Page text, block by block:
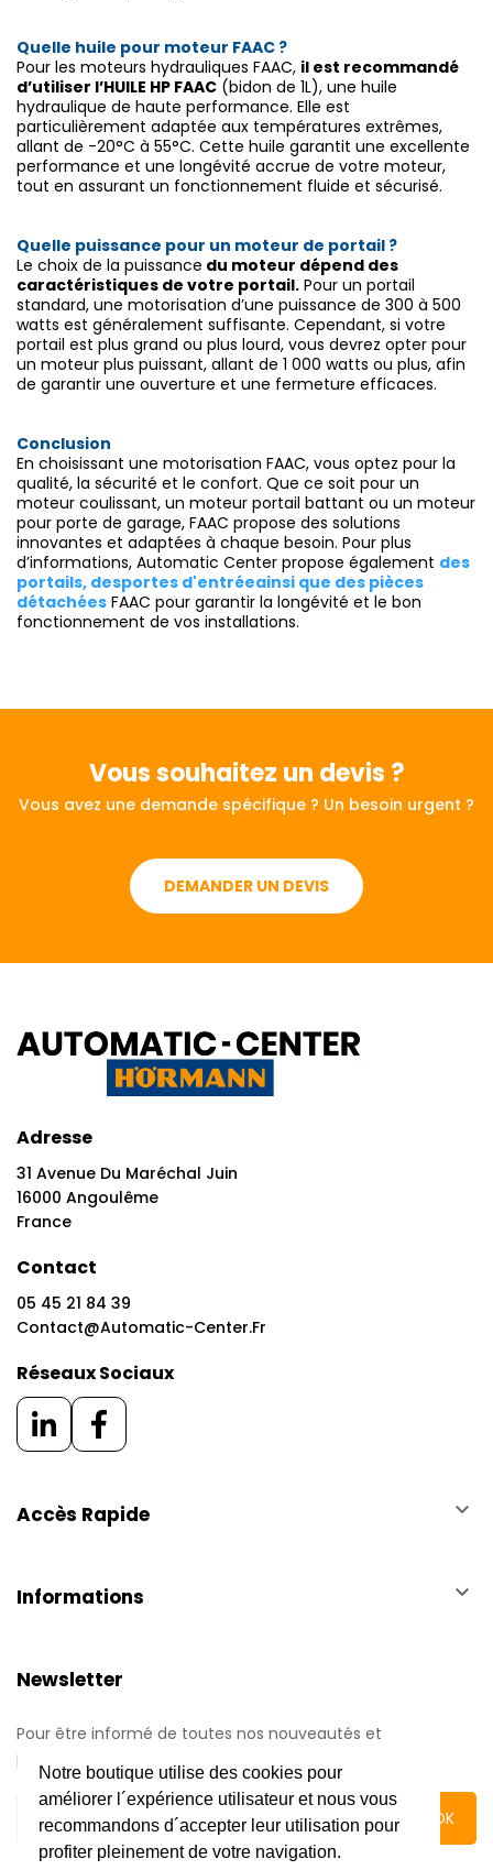
Notre boutique utilise des cookies pour
améliorer l´expérience utilisateur et nous vous
recommandons d´accepter leur utilisation pour
profiter pleinement de votre navigation.
Quelle huile pour moteur FAAC ?
Pour les moteurs hydrauliques FAAC, il est recommandé
d’utiliser l’HUILE HP FAAC (bidon de 1L), une huile
hydraulique de haute performance. Elle est
particulièrement adaptée aux températures extrêmes,
allant de -20°C à 55°C. Cette huile garantit une excellente
performance et une longévité accrue de votre moteur,
tout en assurant un fonctionnement fluide et sécurisé.
Quelle puissance pour un moteur de portail ?
Le choix de la puissance du moteur dépend des
caractéristiques de votre portail. Pour un portail
standard, une motorisation d’une puissance de 300 à 500
watts est généralement suffisante. Cependant, si votre
portail est plus grand ou plus lourd, vous devrez opter pour
un moteur plus puissant, allant de 1 000 watts ou plus, afin
de garantir une ouverture et une fermeture efficaces.
Conclusion
En choisissant une motorisation FAAC, vous optez pour la
qualité, la sécurité et le confort. Que ce soit pour un
moteur coulissant, un moteur portail battant ou un moteur
pour porte de garage, FAAC propose des solutions
innovantes et adaptées à chaque besoin. Pour plus
d’informations, Automatic Center propose également des
portails, desportes d'entréeainsi que des pièces
détachées FAAC pour garantir la longévité et le bon
fonctionnement de vos installations.
Vous souhaitez un devis ?
Vous avez une demande spécifique ? Un besoin urgent ?
DEMANDER UN DEVIS
Adresse
31 Avenue Du Maréchal Juin
16000 Angoulême
France
Contact
05 45 21 84 39
Contact@automatic-Center.fr
Réseaux Sociaux
Accès Rapide keyboard_arrow_down
Informations keyboard_arrow_down
Newsletter
Pour être informé de toutes nos nouveautés et
promotions.